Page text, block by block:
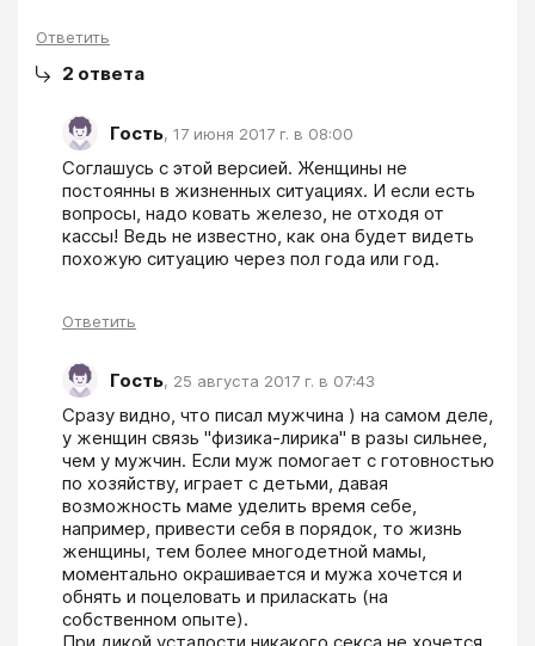
Ответить
2 ответа
Гость, 17 июня 2017 г. в 08:00
Соглашусь с этой версией. Женщины не
постоянны в жизненных ситуациях. И если есть
вопросы, надо ковать железо, не отходя от
кассы! Ведь не известно, как она будет видеть
похожую ситуацию через пол года или год.
Ответить
Гость, 25 августа 2017 г. в 07:43
Сразу видно, что писал мужчина ) на самом деле,
у женщин связь "физика-лирика" в разы сильнее,
чем у мужчин. Если муж помогает с готовностью
по хозяйству, играет с детьми, давая
возможность маме уделить время себе,
например, привести себя в порядок, то жизнь
женщины, тем более многодетной мамы,
моментально окрашивается и мужа хочется и
обнять и поцеловать и приласкать (на
собственном опыте).